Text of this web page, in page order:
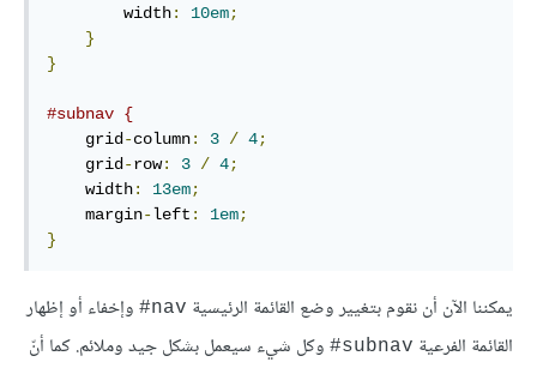
        width
: 10em;
}
}
#subnav {
    grid
-column: 3 / 4;
    grid
-row: 3 / 4;
    width
: 13em;
    margin
-left : 1em;
}
يمكننا الآن أن نقوم بتغيير وضع القائمة الرئيسية nav
# وإخفاء أو إظهار
القائمة الفرعية subnav
# وكل شيء سيعمل بشكل جيد وملائم. كما أنّ